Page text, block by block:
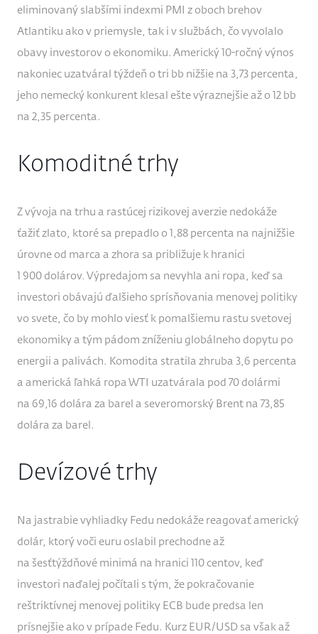
eliminovaný slabšími indexmi PMI z oboch brehov
Atlantiku ako v priemysle, tak i v službách, čo vyvolalo
obavy investorov o ekonomiku. Americký 10-ročný výnos
nakoniec uzatváral týždeň o tri bb nižšie na 3,73 percenta,
jeho nemecký konkurent klesal ešte výraznejšie až o 12 bb
na 2,35 percenta.
Komoditné trhy
Z vývoja na trhu a rastúcej rizikovej averzie nedokáže
ťažiť zlato, ktoré sa prepadlo o 1,88 percenta na najnižšie
úrovne od marca a zhora sa približuje k hranici
1 900 dolárov. Výpredajom sa nevyhla ani ropa, keď sa
investori obávajú ďalšieho sprísňovania menovej politiky
vo svete, čo by mohlo viesť k pomalšiemu rastu svetovej
ekonomiky a tým pádom zníženiu globálneho dopytu po
energii a palivách. Komodita stratila zhruba 3,6 percenta
a americká ľahká ropa WTI uzatvárala pod 70 dolármi
na 69,16 dolára za barel a severomorský Brent na 73,85
dolára za barel.
Devízové trhy
Na jastrabie vyhliadky Fedu nedokáže reagovať americký
dolár, ktorý voči euru oslabil prechodne až
na šesťtýždňové minimá na hranici 110 centov, keď
investori naďalej počítali s tým, že pokračovanie
reštriktívnej menovej politiky ECB bude predsa len
prísnejšie ako v prípade Fedu. Kurz EUR/USD sa však až